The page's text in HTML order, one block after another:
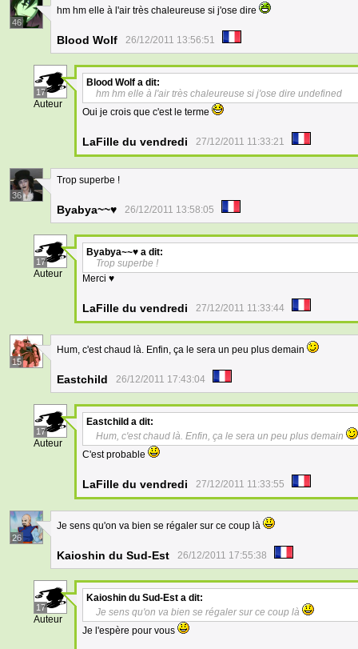
46
hm hm elle à l'air très chaleureuse si j'ose dire
Blood Wolf 26/12/2011 13:56:51
17
Auteur
Blood Wolf a dit:
hm hm elle à l'air très chaleureuse si j'ose dire undefined
Oui je crois que c'est le terme
LaFille du vendredi 27/12/2011 11:33:21
36
Trop superbe !
Byabya~~♥ 26/12/2011 13:58:05
17
Auteur
Byabya~~♥ a dit:
Trop superbe !
Merci ♥
LaFille du vendredi 27/12/2011 11:33:44
15
Hum, c'est chaud là. Enfin, ça le sera un peu plus demain
Eastchild 26/12/2011 17:43:04
17
Auteur
Eastchild a dit:
Hum, c'est chaud là. Enfin, ça le sera un peu plus demain
C'est probable
LaFille du vendredi 27/12/2011 11:33:55
26
Je sens qu'on va bien se régaler sur ce coup là
Kaioshin du Sud-Est 26/12/2011 17:55:38
17
Auteur
Kaioshin du Sud-Est a dit:
Je sens qu'on va bien se régaler sur ce coup là
Je l'espère pour vous